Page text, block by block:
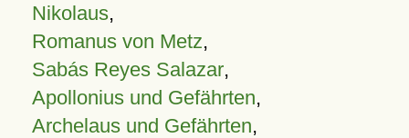
Nikolaus,
Romanus von Metz,
Sabás Reyes Salazar,
Apollonius und Gefährten,
Archelaus und Gefährten,